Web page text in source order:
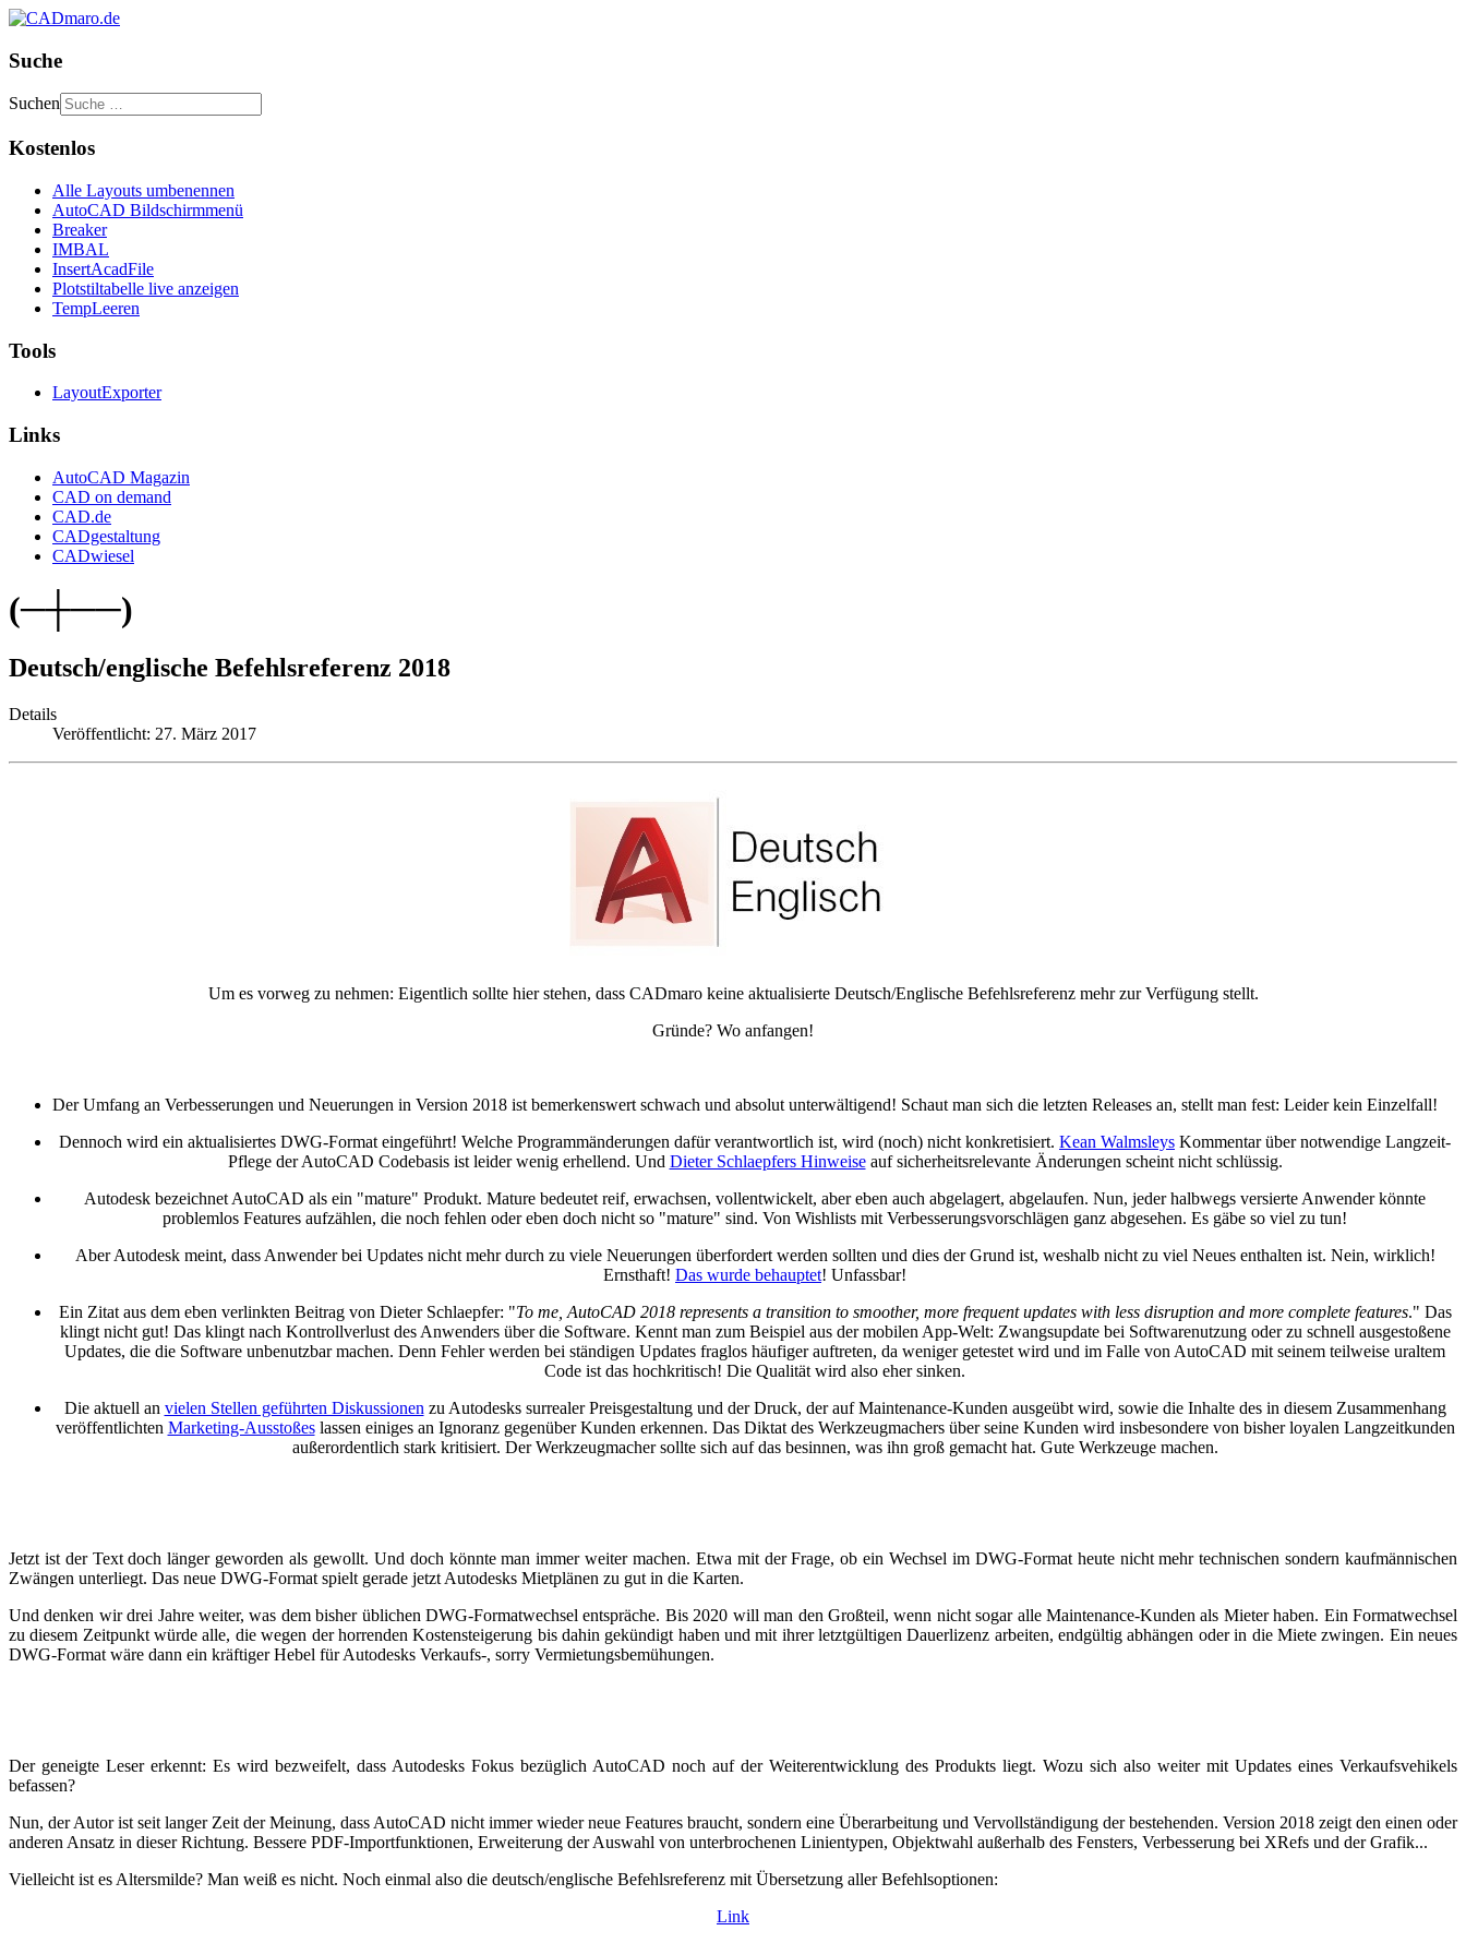
Suche
Suchen
Kostenlos
Alle Layouts umbenennen
AutoCAD Bildschirmmenü
Breaker
IMBAL
InsertAcadFile
Plotstiltabelle live anzeigen
TempLeeren
Tools
LayoutExporter
Links
AutoCAD Magazin
CAD on demand
CAD.de
CADgestaltung
CADwiesel
(─┼──)
Deutsch/englische Befehlsreferenz 2018
Details
Veröffentlicht: 27. März 2017
Um es vorweg zu nehmen: Eigentlich sollte hier stehen, dass CADmaro keine aktualisierte Deutsch/Englische Befehlsreferenz mehr zur Verfügung stellt.
Gründe? Wo anfangen!
Der Umfang an Verbesserungen und Neuerungen in Version 2018 ist bemerkenswert schwach und absolut unterwältigend! Schaut man sich die letzten Releases an, stellt man fest: Leider kein Einzelfall!
Dennoch wird ein aktualisiertes DWG-Format eingeführt! Welche Programmänderungen dafür verantwortlich ist, wird (noch) nicht konkretisiert. Kean Walmsleys Kommentar über notwendige Langzeit-
Pflege der AutoCAD Codebasis ist leider wenig erhellend. Und Dieter Schlaepfers Hinweiseauf sicherheitsrelevante Änderungen scheint nicht schlüssig.
Autodesk bezeichnet AutoCAD als ein "mature" Produkt. Mature bedeutet reif, erwachsen, vollentwickelt, aber eben auch abgelagert, abgelaufen. Nun, jeder halbwegs versierte Anwender könnte
problemlos Features aufzählen, die noch fehlen oder eben doch nicht so "mature" sind. Von Wishlists mit Verbesserungsvorschlägen ganz abgesehen. Es gäbe so viel zu tun!
Aber Autodesk meint, dass Anwender bei Updates nicht mehr durch zu viele Neuerungen überfordert werden sollten und dies der Grund ist, weshalb nicht zu viel Neues enthalten ist. Nein, wirklich!
Ernsthaft! Das wurde behauptet! Unfassbar!
Ein Zitat aus dem eben verlinkten Beitrag von Dieter Schlaepfer: "To me, AutoCAD 2018 represents a transition to smoother, more frequent updates with less disruption and more complete features." Das
klingt nicht gut! Das klingt nach Kontrollverlust des Anwenders über die Software. Kennt man zum Beispiel aus der mobilen App-Welt: Zwangsupdate bei Softwarenutzung oder zu schnell ausgestoßene
Updates, die die Software unbenutzbar machen. Denn Fehler werden bei ständigen Updates fraglos häufiger auftreten, da weniger getestet wird und im Falle von AutoCAD mit seinem teilweise uraltem
Code ist das hochkritisch! Die Qualität wird also eher sinken.
Die aktuell an vielen Stellen geführten Diskussionen zu Autodesks surrealer Preisgestaltung und der Druck, der auf Maintenance-Kunden ausgeübt wird, sowie die Inhalte des in diesem Zusammenhang
veröffentlichten Marketing-Ausstoßeslassen einiges an Ignoranz gegenüber Kunden erkennen. Das Diktat des Werkzeugmachers über seine Kunden wird insbesondere von bisher loyalen Langzeitkunden
außerordentlich stark kritisiert. Der Werkzeugmacher sollte sich auf das besinnen, was ihn groß gemacht hat. Gute Werkzeuge machen.
Jetzt ist der Text doch länger geworden als gewollt. Und doch könnte man immer weiter machen. Etwa mit der Frage, ob ein Wechsel im DWG-Format heute nicht mehr technischen sondern kaufmännischen
Zwängen unterliegt. Das neue DWG-Format spielt gerade jetzt Autodesks Mietplänen zu gut in die Karten.
Und denken wir drei Jahre weiter, was dem bisher üblichen DWG-Formatwechsel entspräche. Bis 2020 will man den Großteil, wenn nicht sogar alle Maintenance-Kunden als Mieter haben. Ein Formatwechsel
zu diesem Zeitpunkt würde alle, die wegen der horrenden Kostensteigerung bis dahin gekündigt haben und mit ihrer letztgültigen Dauerlizenz arbeiten, endgültig abhängen oder in die Miete zwingen. Ein neues
DWG-Format wäre dann ein kräftiger Hebel für Autodesks Verkaufs-, sorry Vermietungsbemühungen.
Der geneigte Leser erkennt: Es wird bezweifelt, dass Autodesks Fokus bezüglich AutoCAD noch auf der Weiterentwicklung des Produkts liegt. Wozu sich also weiter mit Updates eines Verkaufsvehikels
befassen?
Nun, der Autor ist seit langer Zeit der Meinung, dass AutoCAD nicht immer wieder neue Features braucht, sondern eine Überarbeitung und Vervollständigung der bestehenden. Version 2018 zeigt den einen oder
anderen Ansatz in dieser Richtung. Bessere PDF-Importfunktionen, Erweiterung der Auswahl von unterbrochenen Linientypen, Objektwahl außerhalb des Fensters, Verbesserung bei XRefs und der Grafik...
Vielleicht ist es Altersmilde? Man weiß es nicht. Noch einmal also die deutsch/englische Befehlsreferenz mit Übersetzung aller Befehlsoptionen:
Link